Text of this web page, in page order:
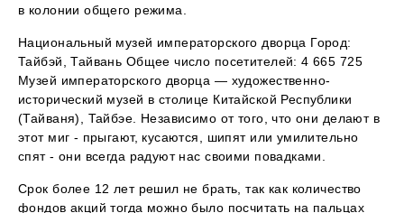
в колонии общего режима.
Национальный музей императорского дворца Город:
Тайбэй, Тайвань Общее число посетителей: 4 665 725
Музей императорского дворца — художественно-
исторический музей в столице Китайской Республики
(Тайваня), Тайбэе. Независимо от того, что они делают в
этот миг - прыгают, кусаются, шипят или умилительно
спят - они всегда радуют нас своими повадками.
Срок более 12 лет решил не брать, так как количество
фондов акций тогда можно было посчитать на пальцах